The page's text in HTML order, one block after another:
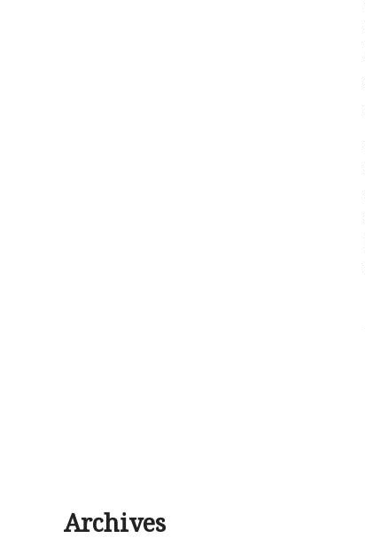
Archives